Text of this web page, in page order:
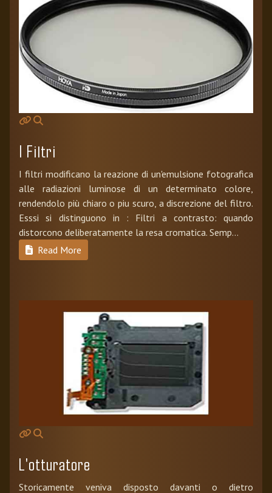
I Filtri
I filtri modificano la reazione di un'emulsione fotografica
alle radiazioni luminose di un determinato colore,
rendendolo più chiaro o piu scuro, a discrezione del filtro.
Esssi si distinguono in : Filtri a contrasto: quando
distorcono deliberatamente la resa cromatica. Semp...
Read More
L'otturatore
Storicamente veniva disposto davanti o dietro